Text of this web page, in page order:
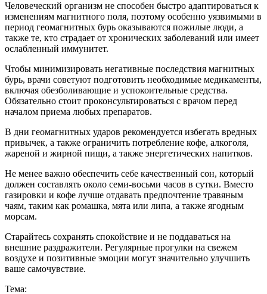
Человеческий организм не способен быстро адаптироваться к
изменениям магнитного поля, поэтому особенно уязвимыми в
период геомагнитных бурь оказываются пожилые люди, а
также те, кто страдает от хронических заболеваний или имеет
ослабленный иммунитет.
Чтобы минимизировать негативные последствия магнитных
бурь, врачи советуют подготовить необходимые медикаменты,
включая обезболивающие и успокоительные средства.
Обязательно стоит проконсультироваться с врачом перед
началом приема любых препаратов.
В дни геомагнитных ударов рекомендуется избегать вредных
привычек, а также ограничить потребление кофе, алкоголя,
жареной и жирной пищи, а также энергетических напитков.
Не менее важно обеспечить себе качественный сон, который
должен составлять около семи-восьми часов в сутки. Вместо
газировки и кофе лучше отдавать предпочтение травяным
чаям, таким как ромашка, мята или липа, а также ягодным
морсам.
Старайтесь сохранять спокойствие и не поддаваться на
внешние раздражители. Регулярные прогулки на свежем
воздухе и позитивные эмоции могут значительно улучшить
ваше самочувствие.
Тема: